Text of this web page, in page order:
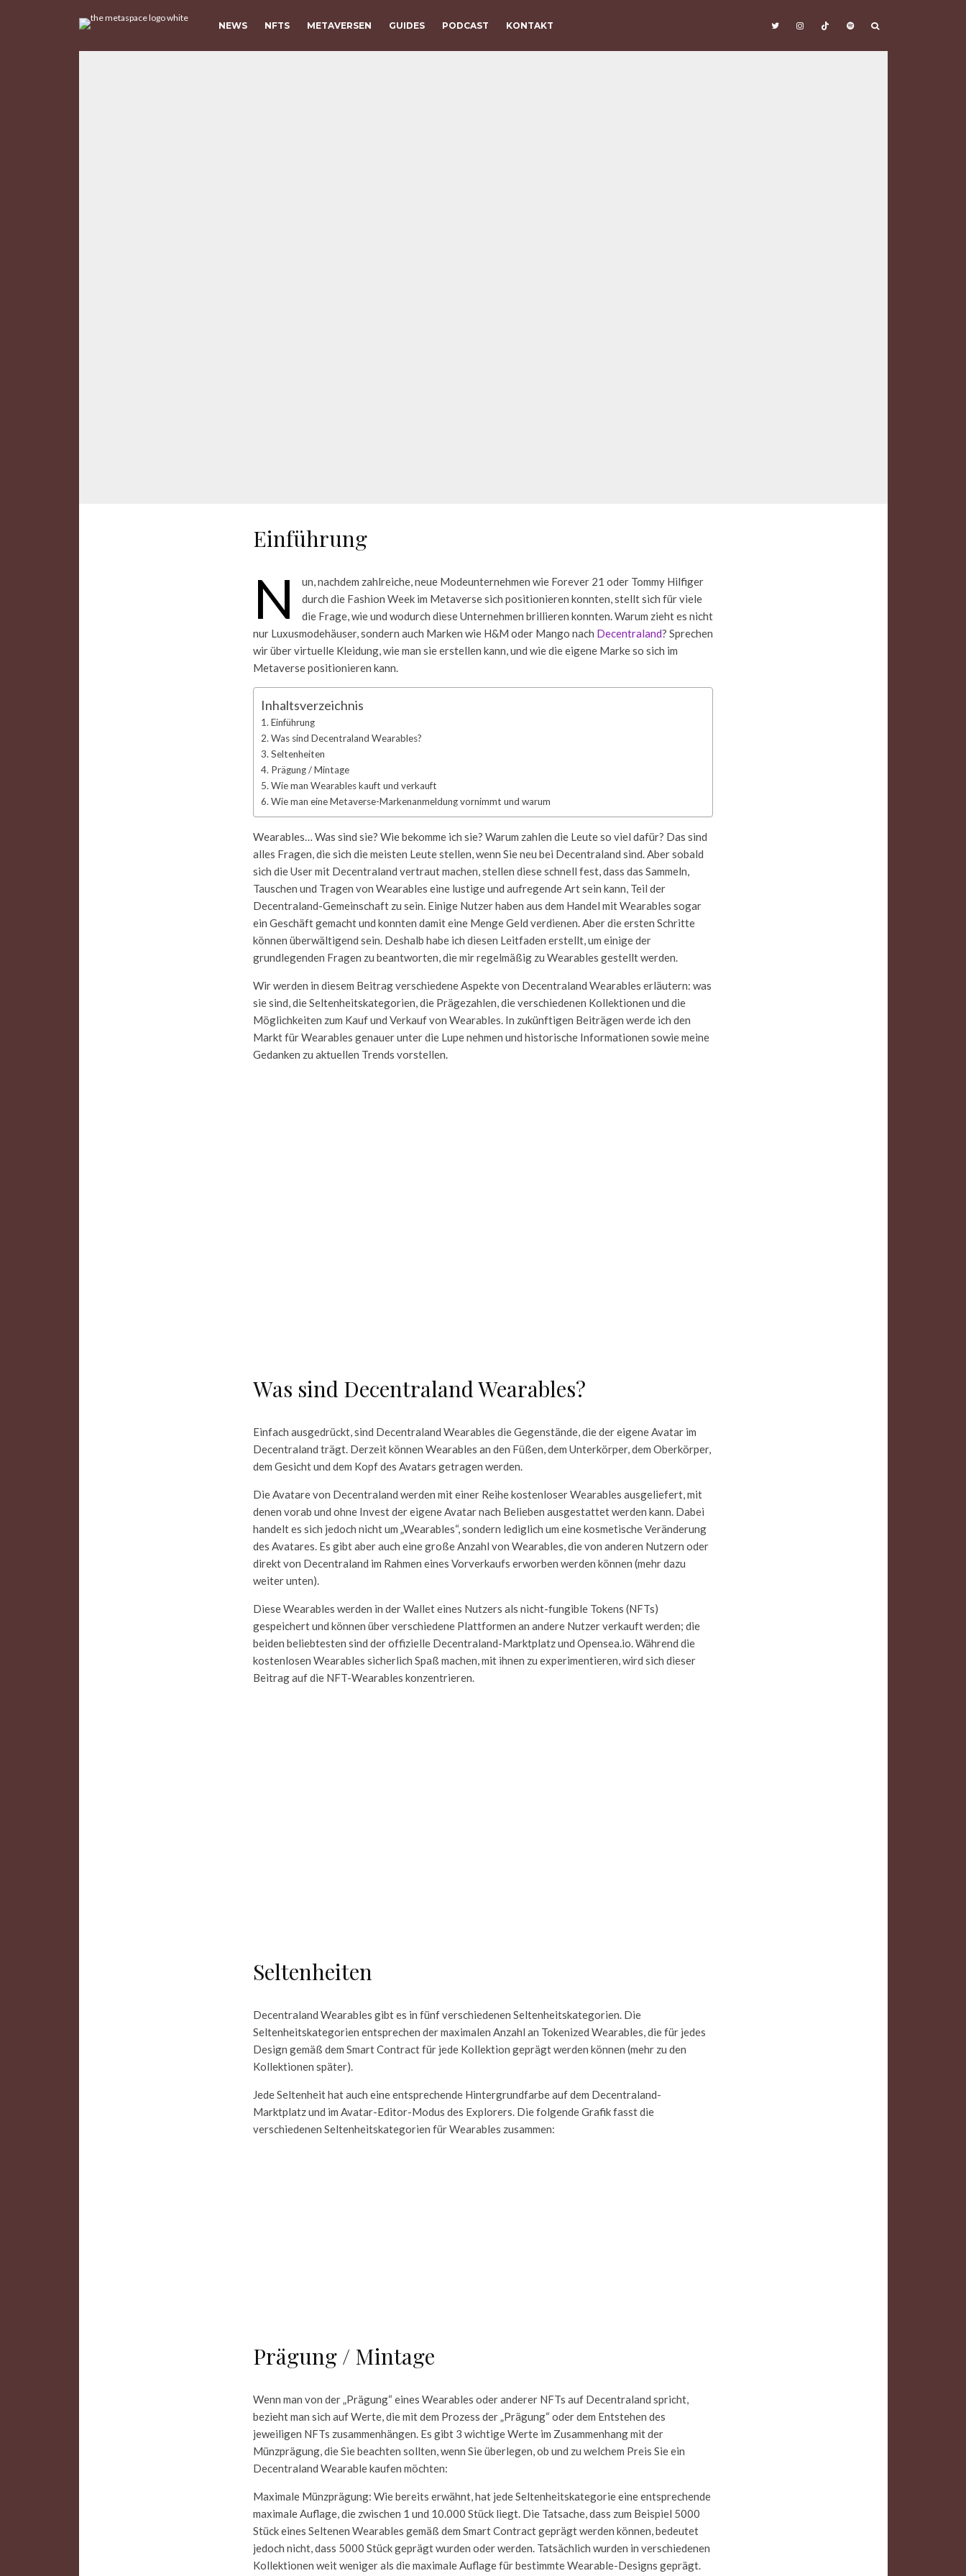
NEWS NFTS METAVERSEN GUIDES PODCAST KONTAKT
Einführung
N
un, nachdem zahlreiche, neue Modeunternehmen wie Forever 21 oder Tommy Hilfiger
durch die Fashion Week im Metaverse sich positionieren konnten, stellt sich für viele
die Frage, wie und wodurch diese Unternehmen brillieren konnten. Warum zieht es nicht
nur Luxusmodehäuser, sondern auch Marken wie H&M oder Mango nach Decentraland? Sprechen
wir über virtuelle Kleidung, wie man sie erstellen kann, und wie die eigene Marke so sich im
Metaverse positionieren kann.
Inhaltsverzeichnis
Einführung
Was sind Decentraland Wearables?
Seltenheiten
Prägung / Mintage
Wie man Wearables kauft und verkauft
Wie man eine Metaverse-Markenanmeldung vornimmt und warum
Wearables… Was sind sie? Wie bekomme ich sie? Warum zahlen die Leute so viel dafür? Das sind
alles Fragen, die sich die meisten Leute stellen, wenn Sie neu bei Decentraland sind. Aber sobald
sich die User mit Decentraland vertraut machen, stellen diese schnell fest, dass das Sammeln,
Tauschen und Tragen von Wearables eine lustige und aufregende Art sein kann, Teil der
Decentraland-Gemeinschaft zu sein. Einige Nutzer haben aus dem Handel mit Wearables sogar
ein Geschäft gemacht und konnten damit eine Menge Geld verdienen. Aber die ersten Schritte
können überwältigend sein. Deshalb habe ich diesen Leitfaden erstellt, um einige der
grundlegenden Fragen zu beantworten, die mir regelmäßig zu Wearables gestellt werden.
Wir werden in diesem Beitrag verschiedene Aspekte von Decentraland Wearables erläutern: was
sie sind, die Seltenheitskategorien, die Prägezahlen, die verschiedenen Kollektionen und die
Möglichkeiten zum Kauf und Verkauf von Wearables. In zukünftigen Beiträgen werde ich den
Markt für Wearables genauer unter die Lupe nehmen und historische Informationen sowie meine
Gedanken zu aktuellen Trends vorstellen.
Was sind Decentraland Wearables?
Einfach ausgedrückt, sind Decentraland Wearables die Gegenstände, die der eigene Avatar im
Decentraland trägt. Derzeit können Wearables an den Füßen, dem Unterkörper, dem Oberkörper,
dem Gesicht und dem Kopf des Avatars getragen werden.
Die Avatare von Decentraland werden mit einer Reihe kostenloser Wearables ausgeliefert, mit
denen vorab und ohne Invest der eigene Avatar nach Belieben ausgestattet werden kann. Dabei
handelt es sich jedoch nicht um „Wearables“, sondern lediglich um eine kosmetische Veränderung
des Avatares. Es gibt aber auch eine große Anzahl von Wearables, die von anderen Nutzern oder
direkt von Decentraland im Rahmen eines Vorverkaufs erworben werden können (mehr dazu
weiter unten).
Diese Wearables werden in der Wallet eines Nutzers als nicht-fungible Tokens (NFTs)
gespeichert und können über verschiedene Plattformen an andere Nutzer verkauft werden; die
beiden beliebtesten sind der offizielle Decentraland-Marktplatz und Opensea.io. Während die
kostenlosen Wearables sicherlich Spaß machen, mit ihnen zu experimentieren, wird sich dieser
Beitrag auf die NFT-Wearables konzentrieren.
Seltenheiten
Decentraland Wearables gibt es in fünf verschiedenen Seltenheitskategorien. Die
Seltenheitskategorien entsprechen der maximalen Anzahl an Tokenized Wearables, die für jedes
Design gemäß dem Smart Contract für jede Kollektion geprägt werden können (mehr zu den
Kollektionen später).
Jede Seltenheit hat auch eine entsprechende Hintergrundfarbe auf dem Decentraland-
Marktplatz und im Avatar-Editor-Modus des Explorers. Die folgende Grafik fasst die
verschiedenen Seltenheitskategorien für Wearables zusammen:
Prägung / Mintage
Wenn man von der „Prägung“ eines Wearables oder anderer NFTs auf Decentraland spricht,
bezieht man sich auf Werte, die mit dem Prozess der „Prägung“ oder dem Entstehen des
jeweiligen NFTs zusammenhängen. Es gibt 3 wichtige Werte im Zusammenhang mit der
Münzprägung, die Sie beachten sollten, wenn Sie überlegen, ob und zu welchem Preis Sie ein
Decentraland Wearable kaufen möchten:
Maximale Münzprägung: Wie bereits erwähnt, hat jede Seltenheitskategorie eine entsprechende
maximale Auflage, die zwischen 1 und 10.000 Stück liegt. Die Tatsache, dass zum Beispiel 5000
Stück eines Seltenen Wearables gemäß dem Smart Contract geprägt werden können, bedeutet
jedoch nicht, dass 5000 Stück geprägt wurden oder werden. Tatsächlich wurden in verschiedenen
Kollektionen weit weniger als die maximale Auflage für bestimmte Wearable-Designs geprägt.